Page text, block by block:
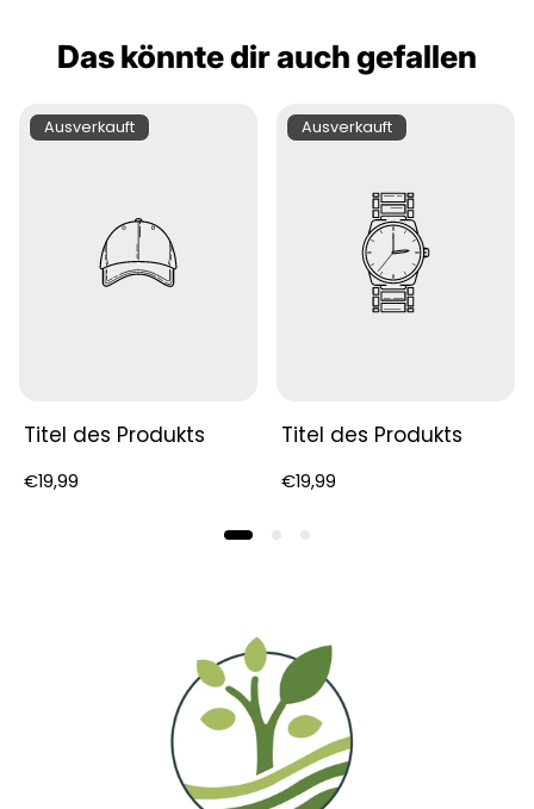
Unsere“Herzlich Willkommen wäre
Serviette ist das perfekte
Mitbringsel für neue Nachbarn oder eine
Dinnerparty.
Das könnte dir auch gefallen
Produktbezeichnung:
Ausverkauft
Titel des Produkts
Regulärer
€19,99
Produktbezeichnung:
Ausverkauft
Titel des Produkts
Regulärer
€19,99